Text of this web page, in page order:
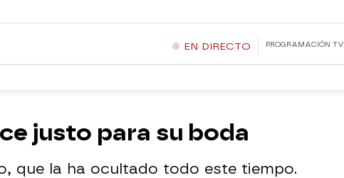
EN DIRECTO PROGRAMACIÓN TV
justo para su boda
que la ha ocultado todo este tiempo.